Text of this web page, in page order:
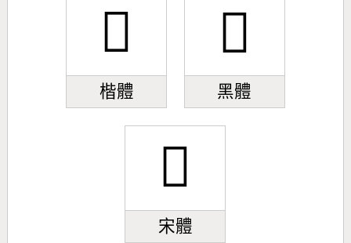
𦥀
楷體
𦥀
黑體
𦥀
宋體